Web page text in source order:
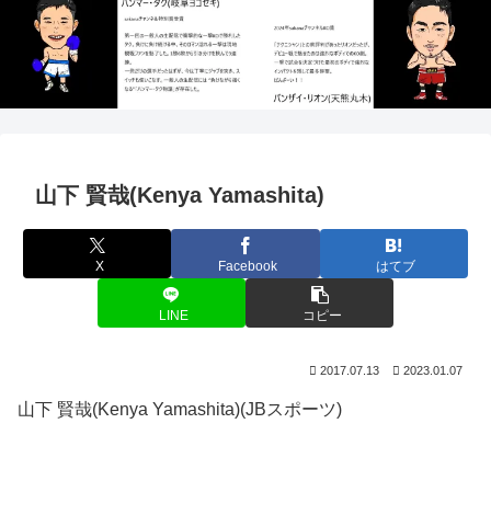
山下 賢哉(Kenya Yamashita)
X Facebook はてブ
LINE コピー
2017.07.13 2023.01.07
山下 賢哉(Kenya Yamashita)(JBスポーツ)